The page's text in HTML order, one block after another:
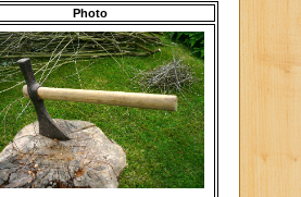
Photo